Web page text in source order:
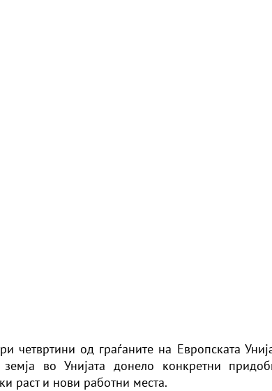
четвртини од граѓаните на Европската
земја во Унијата донело конкретни
раст и нови работни места.